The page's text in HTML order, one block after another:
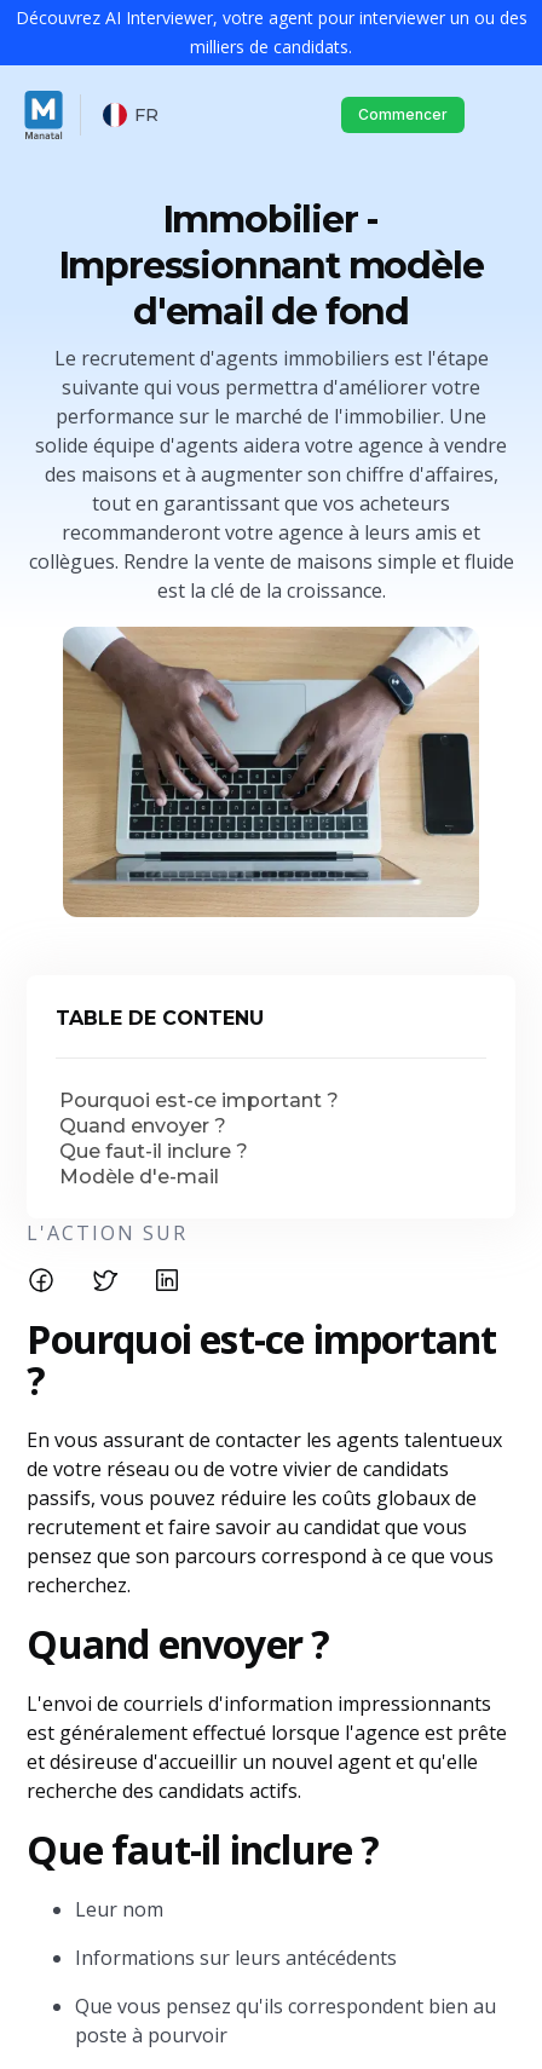
Découvrez AI Interviewer, votre agent pour interviewer un ou des
milliers de candidats.
FR Commencer
Immobilier -
Impressionnant modèle
d'email de fond
Le recrutement d'agents immobiliers est l'étape
suivante qui vous permettra d'améliorer votre
performance sur le marché de l'immobilier. Une
solide équipe d'agents aidera votre agence à vendre
des maisons et à augmenter son chiffre d'affaires,
tout en garantissant que vos acheteurs
recommanderont votre agence à leurs amis et
collègues. Rendre la vente de maisons simple et fluide
est la clé de la croissance.
TABLE DE CONTENU
Pourquoi est-ce important ?
Quand envoyer ?
Que faut-il inclure ?
Modèle d'e-mail
L'ACTION SUR
Pourquoi est-ce important
?
En vous assurant de contacter les agents talentueux
de votre réseau ou de votre vivier de candidats
passifs, vous pouvez réduire les coûts globaux de
recrutement et faire savoir au candidat que vous
pensez que son parcours correspond à ce que vous
recherchez.
Quand envoyer ?
L'envoi de courriels d'information impressionnants
est généralement effectué lorsque l'agence est prête
et désireuse d'accueillir un nouvel agent et qu'elle
recherche des candidats actifs.
Que faut-il inclure ?
Leur nom
Informations sur leurs antécédents
Que vous pensez qu'ils correspondent bien au
poste à pourvoir